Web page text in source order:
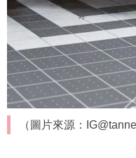
（圖片來源：